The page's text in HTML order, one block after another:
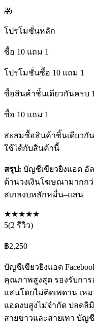
🎁
โปรโมชั่นหลัก
ซื้อ 10 แถม 1
โปรโมชั่นซื้อ 10 แถม 1
ซื้อสินค้าชิ้นเดียวกันครบ
ซื้อ 10 แถม 1
สะสมซื้อสินค้าชิ้นเดียว
ใช้ได้กับสินค้านี้
สรุป: บัญชีเขียวยิงแอด อั
ด้านวงเงินโฆษณามากก
สเกลงบหลักหมื่น–แสน
★★★★★
5(2 รีวิว)
฿2,250
บัญชีเขียวยิงแอด
คุณภาพสูงสุด รองรับกา
แสนโดยไม่ติดเพดาน เห
แอดงบสูงไม่จำกัด ปลดลิ
สายขาวและสายเทา บัญ